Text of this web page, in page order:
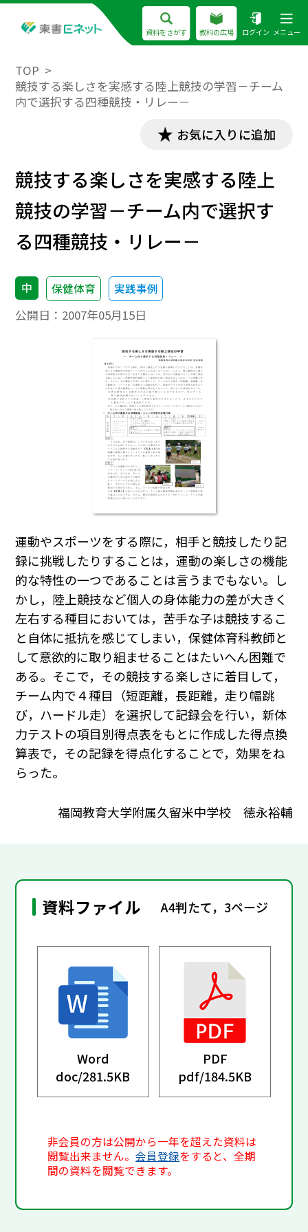
資料をさがす 教科の広場 ログイン メニュー
TOP
競技する楽しさを実感する陸上競技の学習－チーム
内で選択する四種競技・リレー－
お気に入りに追加
競技する楽しさを実感する陸上
競技の学習－チーム内で選択す
る四種競技・リレー－
中 保健体育 実践事例
公開日： 2007年05月15日
運動やスポーツをする際に，相手と競技したり記
録に挑戦したりすることは，運動の楽しさの機能
的な特性の一つであることは言うまでもない。し
かし，陸上競技など個人の身体能力の差が大きく
左右する種目においては，苦手な子は競技するこ
と自体に抵抗を感じてしまい，保健体育科教師と
して意欲的に取り組ませることはたいへん困難で
ある。そこで，その競技する楽しさに着目して，
チーム内で４種目（短距離，長距離，走り幅跳
び，ハードル走）を選択して記録会を行い，新体
力テストの項目別得点表をもとに作成した得点換
算表で，その記録を得点化することで，効果をね
らった。
福岡教育大学附属久留米中学校 徳永裕輔
資料ファイル A4判たて，3ページ
Word
doc/281.5KB
PDF
pdf/184.5KB
非会員の方は公開から一年を超えた資料は
閲覧出来ません。会員登録をすると、全期
間の資料を閲覧できます。